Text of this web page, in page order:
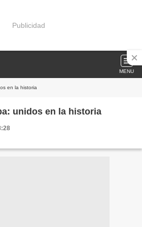
Publicidad
MENU
en la historia
unidos en la historia